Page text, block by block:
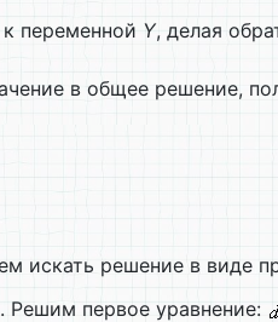
переменной Y, делая
в общее решение,
искать решение в виде
. Решим первое уравнение: